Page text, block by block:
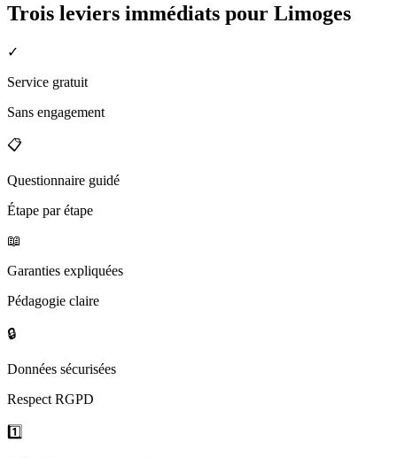
Trois leviers immédiats pour Limoges
✓
Service gratuit
Sans engagement
📋
Questionnaire guidé
Étape par étape
📖
Garanties expliquées
Pédagogie claire
🔒
Données sécurisées
Respect RGPD
1️⃣